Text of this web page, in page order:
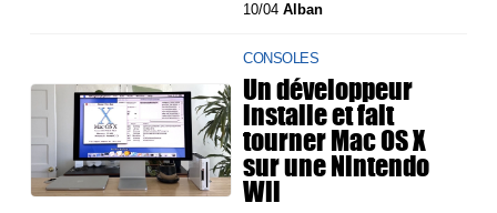
10/04Alban
CONSOLES
Un développeur
installe et fait
tourner Mac OS X
sur une Nintendo
Wii